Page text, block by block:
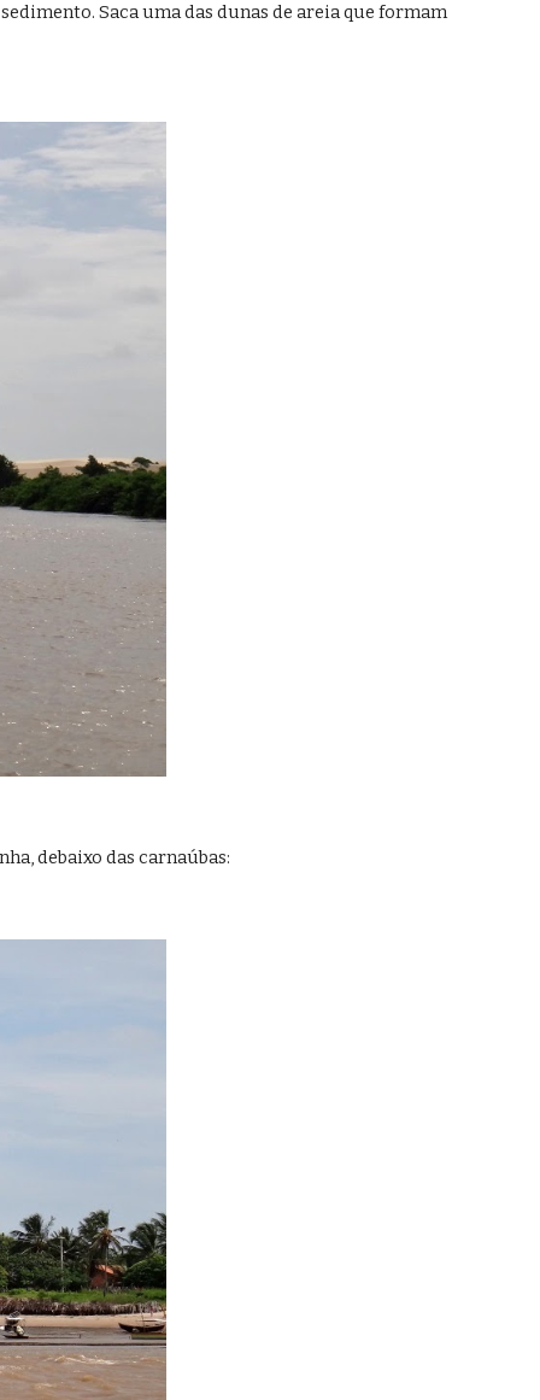
Saca uma das dunas de areia que formam
debaixo das carnaúbas: